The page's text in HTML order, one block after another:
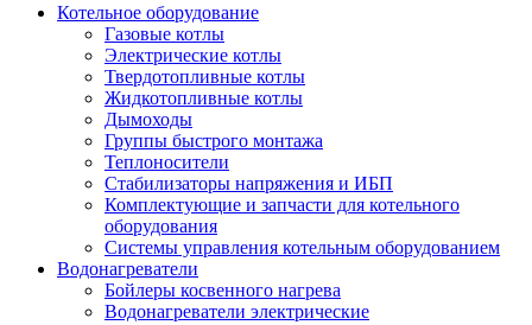
Котельное оборудование
Газовые котлы
Электрические котлы
Твердотопливные котлы
Жидкотопливные котлы
Дымоходы
Группы быстрого монтажа
Теплоносители
Стабилизаторы напряжения и ИБП
Комплектующие и запчасти для котельного
оборудования
Системы управления котельным оборудованием
Водонагреватели
Бойлеры косвенного нагрева
Водонагреватели электрические